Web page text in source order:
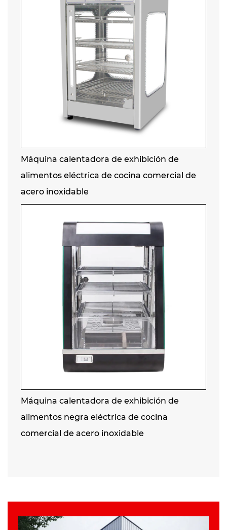
Máquina calentadora de exhibición de
alimentos eléctrica de cocina comercial de
acero inoxidable
Máquina calentadora de exhibición de
alimentos negra eléctrica de cocina
comercial de acero inoxidable